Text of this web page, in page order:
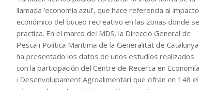
llamada ‘economía azul’, que hace referencia al impacto
económico del buceo recreativo en las zonas donde se
practica. En el marco del MDS, la Direcció General de
Pesca i Política Marítima de la Generalitat de Catalunya
ha presentado los datos de unos estudios realizados
con la participación del Centre de Recerca en Economía
i Desenvolupament Agroalimentari que cifran en 148 el